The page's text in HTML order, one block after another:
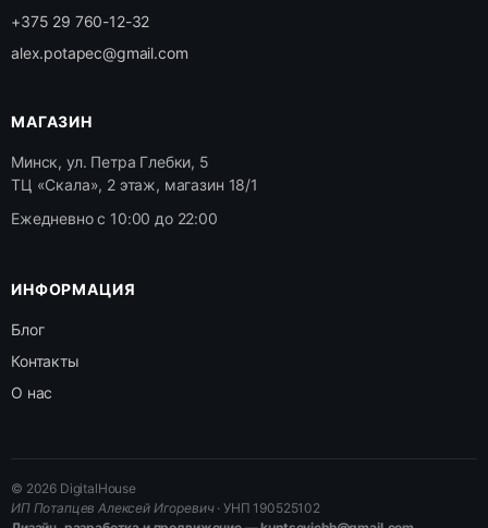
+375 29 760-12-32
alex.potapec@gmail.com
МАГАЗИН
Минск, ул. Петра Глебки, 5
ТЦ «Скала», 2 этаж, магазин 18/1
Ежедневно с 10:00 до 22:00
ИНФОРМАЦИЯ
Блог
Контакты
О нас
© 2026 DigitalHouse
ИП Потапцев Алексей Игоревич· УНП 190525102